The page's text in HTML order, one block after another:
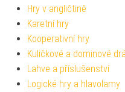
Hry v angličtině
Karetní hry
Kooperativní hry
Kuličkové a dominové
Lahve a příslušenství
Logické hry a hlavolamy